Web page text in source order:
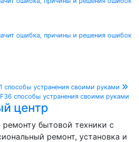
способы устранения своими руками
способы устранения своими руками
центр
бытовой техники с
ремонт, установка и